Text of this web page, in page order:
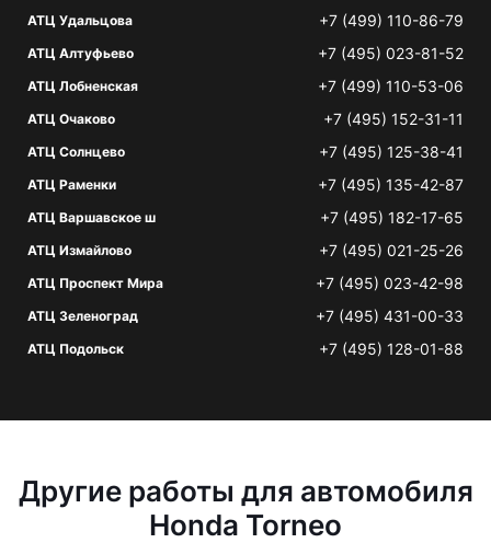
АТЦ Удальцова +7 (499) 110-86-79
АТЦ Алтуфьево +7 (495) 023-81-52
АТЦ Лобненская +7 (499) 110-53-06
АТЦ Очаково +7 (495) 152-31-11
АТЦ Солнцево +7 (495) 125-38-41
АТЦ Раменки +7 (495) 135-42-87
АТЦ Варшавское ш +7 (495) 182-17-65
АТЦ Измайлово +7 (495) 021-25-26
АТЦ Проспект Мира +7 (495) 023-42-98
АТЦ Зеленоград +7 (495) 431-00-33
АТЦ Подольск +7 (495) 128-01-88
Другие работы для автомобиля
Honda Torneo